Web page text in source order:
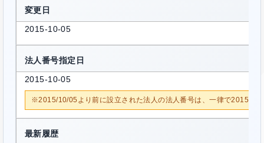
変更日
2015-10-05
法人番号指定日
2015-10-05
※2015/10/05より前に設立された法人の法人番号は、一律で2015/10/
最新履歴